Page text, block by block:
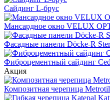
Сайдинг L-брус
Мансардное окно VELUX
Фасадные панели Döcke-R
Фиброцементный сайдинг
Акция
Композитная черепица